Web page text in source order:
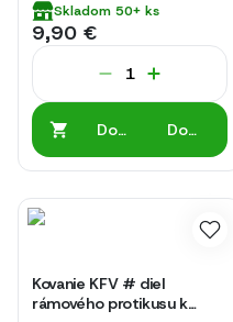
Skladom 50+ ks
9,90 €
Do
Do
Kovanie KFV # diel
rámového protikusu k